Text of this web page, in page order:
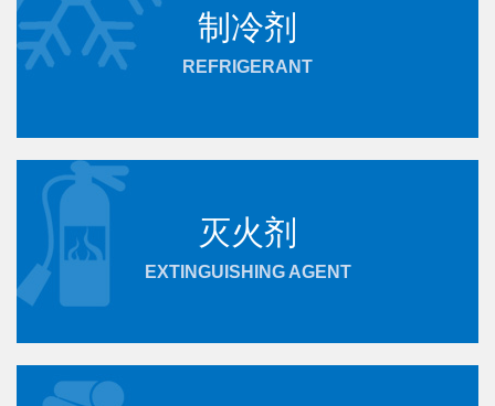
制冷剂
REFRIGERANT
灭火剂
EXTINGUISHING AGENT